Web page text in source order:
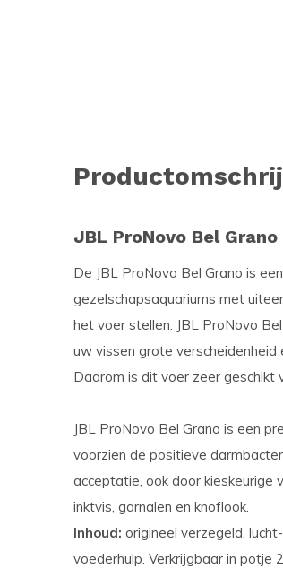
JBL ProNovo Bel
De JBL ProNovo Bel Grano is
gezelschapsaquariums met
het voer stellen. JBL ProNovo
uw vissen grote
Daarom is dit voer zeer geschikt
JBL ProNovo Bel Grano is een
voorzien de positieve
acceptatie, ook door kieskeurige
inktvis, garnalen en knoflook.
Inhoud: origineel verzegeld,
voederhulp. Verkrijgbaar in potje